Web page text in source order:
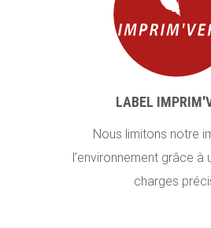
LABEL
Nous limitons notre
l’environnement grâce à
charges